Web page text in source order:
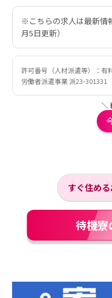
※こちらの求人は最新情
月5日更新）
許可番号（人材派遣等）：有
労働者派遣事業 派23-301331
＼
すぐ住め
待機寮